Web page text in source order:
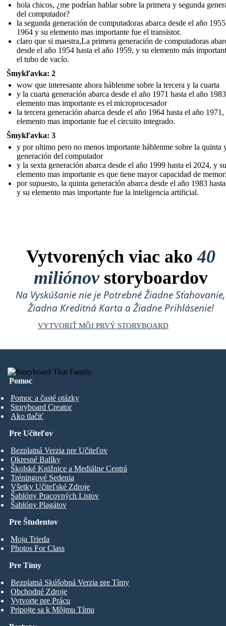
hola chicos, ¿me podrían hablar sobre la primera y segunda
del computador?
la segunda generación de computadoras abarca desde el año
1964 y su elemento mas importante fue el transistor.
claro que si maestra,La primera generación de computadoras
desde el año 1954 hasta el año 1959, y su elemento más
el tubo de vacío.
Šmykľavka: 2
wow que interesante ahora háblenme sobre la tercera y la cuarta
y la cuarta generación abarca desde el año 1971 hasta el año
elemento mas importante es el microprocesador
la tercera generación abarca desde el año 1964 hasta el año 1971,
elemento mas importante fue el circuito integrado.
Šmykľavka: 3
y por ultimo pero no menos importante háblenme sobre la quinta
generación del computador
y la sexta generación abarca desde el año 1999 hasta el 2024, y su
elemento mas importante es que tiene mayor capacidad de
por supuesto, la quinta generación abarca desde el año 1983
y su elemento mas importante fue la inteligencia artificial.
Vytvorených viac ako40
miliónovstoryboardov
Na Vyskúšanie nie je Potrebné Žiadne Sťahovanie,
Žiadna Kreditná Karta a Žiadne Prihlásenie!
VYTVORIŤ MÔJ PRVÝ STORYBOARD
Pomoc
Pomoc a časté otázky
Storyboard Creator
Ako tlačiť
Pre Študentov
Moja Trieda
Photos For Class
Pre Učiteľov
Bezplatná Verzia pre Učiteľov
Okresné Balíky
Školské Knižnice a Mediálne Centrá
Tréningové Sedenia
Všetky Učiteľské Zdroje
Šablóny Pracovných Listov
Šablóny Plagátov
Pre Tímy
Bezplatná Skúšobná Verzia pre Tímy
Obchodné Zdroje
Vytvorte pre Prácu
Pripojte sa k Môjmu Tímu